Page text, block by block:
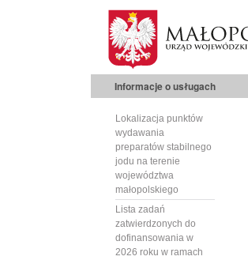
Informacje o usługach
Lokalizacja punktów
wydawania
preparatów stabilnego
jodu na terenie
województwa
małopolskiego
Lista zadań
zatwierdzonych do
dofinansowania w
2026 roku w ramach